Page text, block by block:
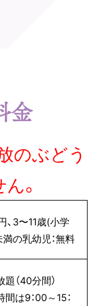
金
のぶどう
。
、3〜11歳(小学
の乳幼児：無料
（40分間）
は9：00～15：